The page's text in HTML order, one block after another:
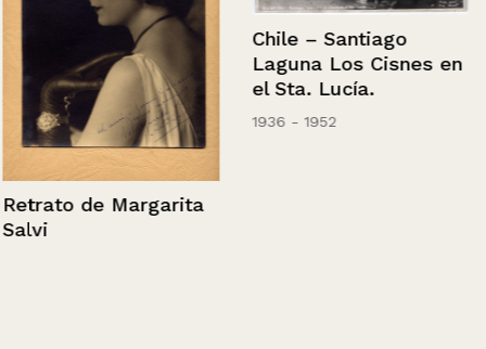
Retrato de Margarita
Salvi
Chile – Santiago
Laguna Los Cisnes en
el Sta. Lucía.
1936 - 1952